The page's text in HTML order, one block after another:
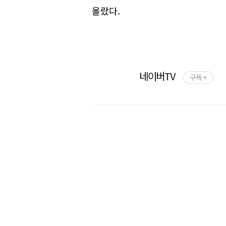
올랐다.
네이버TV 구독 +